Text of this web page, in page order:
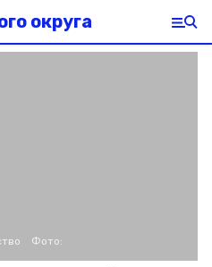
округа
Фото: